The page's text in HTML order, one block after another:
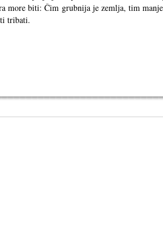
more biti: Čim grubnija je zemlja, tim
tribati.